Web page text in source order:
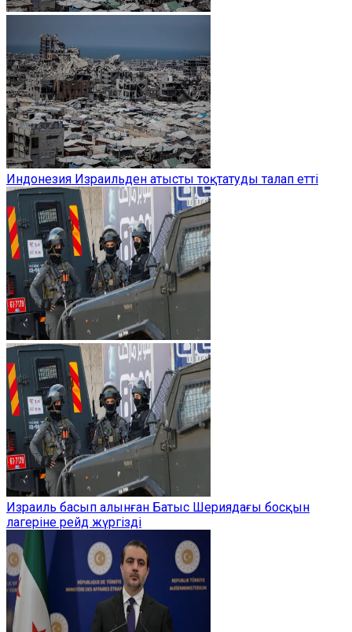
Индонезия Израильден атысты тоқтатуды талап етті
Израиль басып алынған Батыс Шериядағы босқын
лагеріне рейд жүргізді